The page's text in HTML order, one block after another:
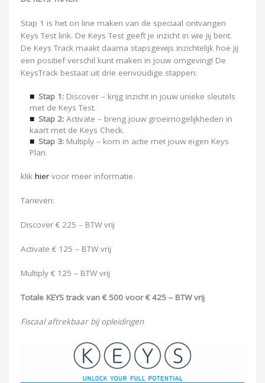
Stap 1 is het on line maken van de speciaal ontvangen
Keys Test link. De Keys Test geeft je inzicht in wie jij bent.
De Keys Track maakt daarna stapsgewijs inzichtelijk hoe jij
een positief verschil kunt maken in jouw omgeving! De
KeysTrack bestaat uit drie eenvoudige stappen:
Stap 1: Discover – krijg inzicht in jouw unieke sleutels
met de Keys Test.
Stap 2: Activate – breng jouw groeimogelijkheden in
kaart met de Keys Check.
Stap 3: Multiply – kom in actie met jouw eigen Keys
Plan.
klik hier voor meer informatie.
Tarieven:
Discover € 225 – BTW vrij
Activate € 125 – BTW vrij
Multiply € 125 – BTW vrij
Totale KEYS track van € 500 voor € 425 – BTW vrij
Fiscaal aftrekbaar bij opleidingen